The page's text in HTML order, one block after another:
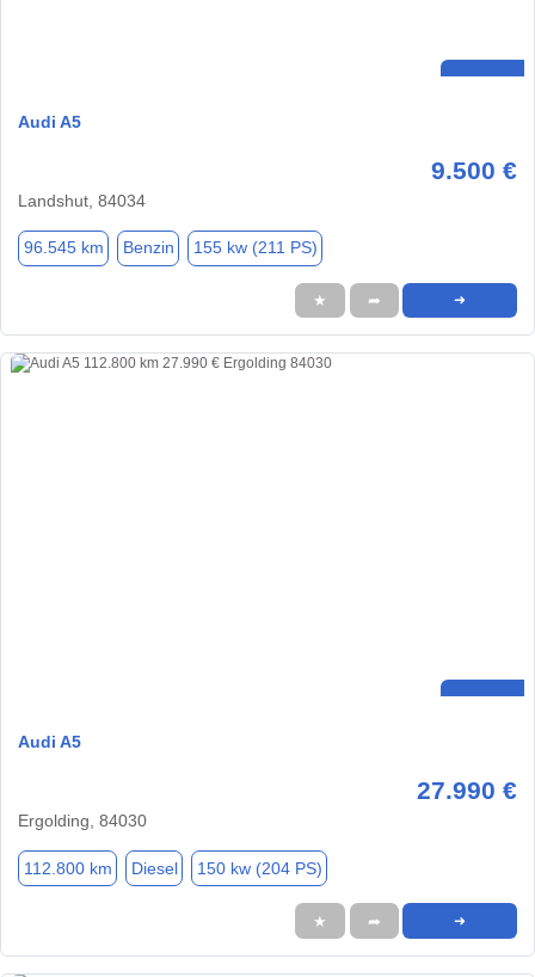
Audi A5
9.500 €
Landshut, 84034
96.545 km Benzin 155 kw (211 PS)
★ ➦ ➜
Audi A5
27.990 €
Ergolding, 84030
112.800 km Diesel 150 kw (204 PS)
★ ➦ ➜